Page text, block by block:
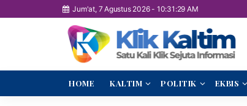
Jum'at, 7 Agustus 2026- 10:31:30 AM
HOME KALTIM POLITIK EKBIS